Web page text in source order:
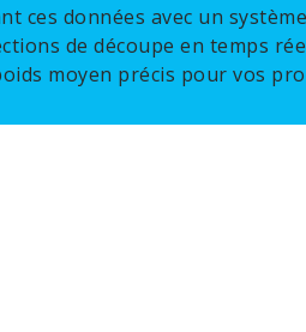
ces données avec un
de découpe en temps
moyen précis pour vos